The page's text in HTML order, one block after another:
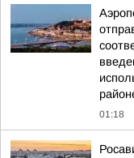
01:18